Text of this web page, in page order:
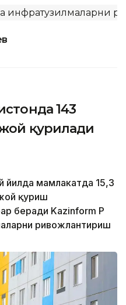
инфратузилмаларни
143
қурилади
йилда мамлакатда 15,3
қуриш
беради Kazinform ҚР
ривожлантириш